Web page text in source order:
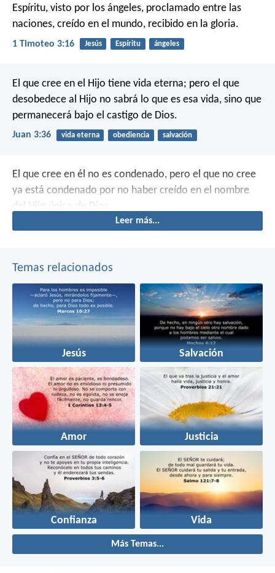
Espíritu, visto por los ángeles, proclamado entre las
naciones, creído en el mundo, recibido en la gloria.
1 Timoteo 3:16 Jesús Espíritu ángeles
El que cree en el Hijo tiene vida eterna; pero el que
desobedece al Hijo no sabrá lo que es esa vida, sino que
permanecerá bajo el castigo de Dios.
Juan 3:36 vida eterna obediencia salvación
El que cree en él no es condenado, pero el que no cree
ya está condenado por no haber creído en el nombre
del Hijo único de Dios.
Leer más...
Temas relacionados
Jesús Salvación
Amor Justicia
Confianza Vida
Más Temas...